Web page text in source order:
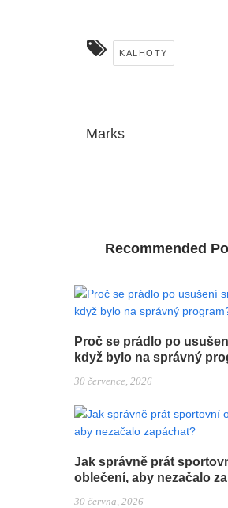
KALHOTY
Marks
Recommended
Proč se prádlo po
když bylo na správný
30 července, 2026
Jak správně prát
oblečení, aby nezačalo
30 června, 2026